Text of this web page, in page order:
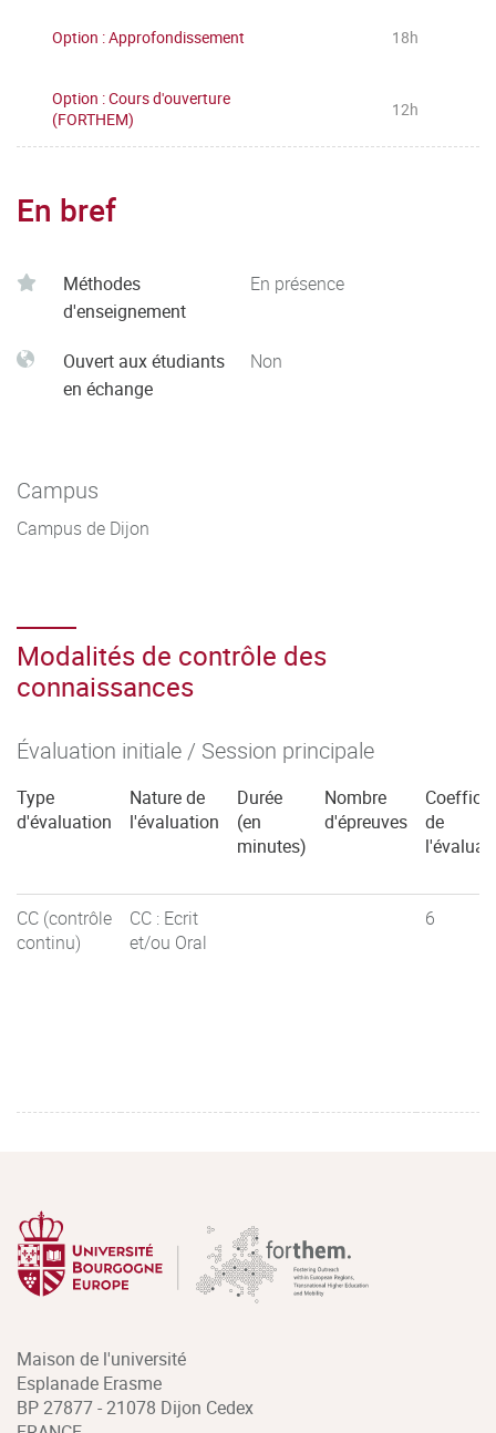
Option : Approfondissement 18h
Option : Cours d'ouverture
(FORTHEM)
12h
En bref
Méthodes
d'enseignement
En présence
Ouvert aux étudiants
en échange
Non
Campus
Campus de Dijon
Modalités de contrôle des
connaissances
Évaluation initiale / Session principale
Type
d'évaluation
Nature de
l'évaluation
Durée
(en
minutes)
Nombre
d'épreuves
de
CC (contrôle
continu)
CC : Ecrit
et/ou Oral
6
Maison de l'université
Esplanade Erasme
BP 27877 - 21078 Dijon Cedex